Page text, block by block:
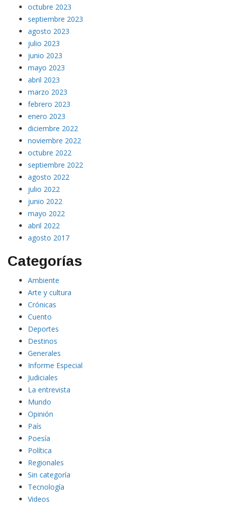
octubre 2023
septiembre 2023
agosto 2023
julio 2023
junio 2023
mayo 2023
abril 2023
marzo 2023
febrero 2023
enero 2023
diciembre 2022
noviembre 2022
octubre 2022
septiembre 2022
agosto 2022
julio 2022
junio 2022
mayo 2022
abril 2022
agosto 2017
Categorías
Ambiente
Arte y cultura
Crónicas
Cuento
Deportes
Destinos
Generales
Informe Especial
Judiciales
La entrevista
Mundo
Opinión
País
Poesía
Política
Regionales
Sin categoría
Tecnología
Videos